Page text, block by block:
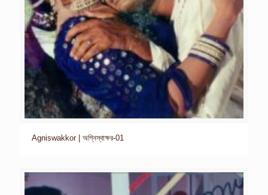
Agniswakkor | অগ্নিস্বাক্ষর-01